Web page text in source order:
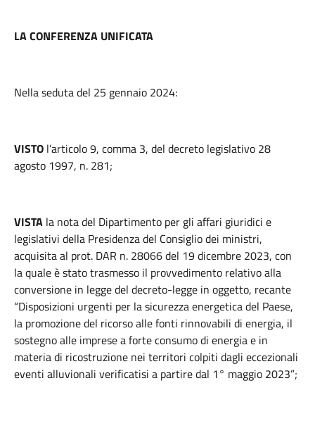
LA CONFERENZA UNIFICATA
Nella seduta del 25 gennaio 2024:
VISTO l’articolo 9, comma 3, del decreto legislativo 28
agosto 1997, n. 281;
VISTA la nota del Dipartimento per gli affari giuridici e
legislativi della Presidenza del Consiglio dei ministri,
acquisita al prot. DAR n. 28066 del 19 dicembre 2023, con
la quale è stato trasmesso il provvedimento relativo alla
conversione in legge del decreto-legge in oggetto, recante
“Disposizioni urgenti per la sicurezza energetica del Paese,
la promozione del ricorso alle fonti rinnovabili di energia, il
sostegno alle imprese a forte consumo di energia e in
materia di ricostruzione nei territori colpiti dagli eccezionali
eventi alluvionali verificatisi a partire dal 1° maggio 2023”;